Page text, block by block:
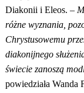
Diakonii i Eleos. –
różne wyznania,
Chrystusowemu
diakonijnego
świecie zanoszą
powiedziała Wanda